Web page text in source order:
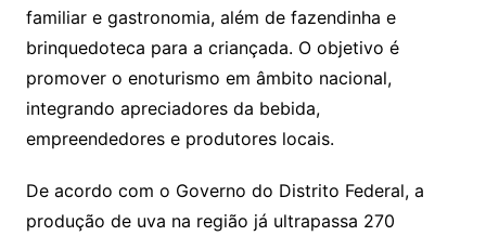
familiar e gastronomia, além de fazendinha e
brinquedoteca para a criançada. O objetivo é
promover o enoturismo em âmbito nacional,
integrando apreciadores da bebida,
empreendedores e produtores locais.
De acordo com o Governo do Distrito Federal, a
produção de uva na região já ultrapassa 270